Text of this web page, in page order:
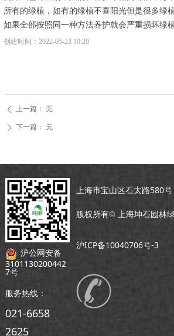
创建时间： 2022-05-23 10:20
ꄲ 下一篇： 无
所有的绿植，如有的绿植不喜阳光但是很多绿
如果全部按照同一种方法养护就会严重损坏绿植
ꄴ 上一篇： 无
上海市宝山区石太路580号
版权所有© 上海坤石园林
沪ICP备10040706号-3
沪公网安备
3101130200442
7号
服务热线：
021-6658
2625